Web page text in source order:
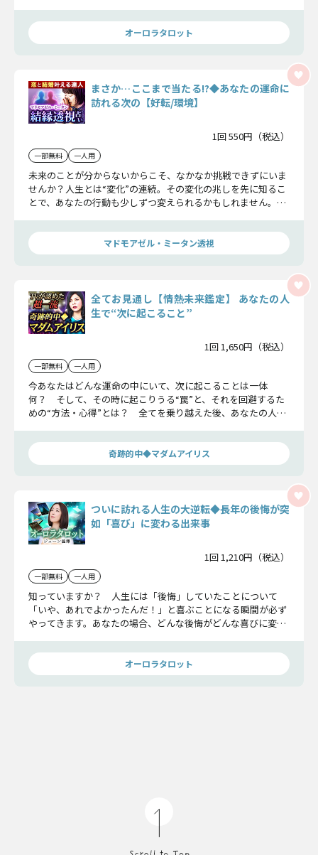
オーロラタロット
まさか…ここまで当たる!?◆あなたの運命に
訪れる次の【好転/環境】
1回 550円（税込）
一部無料 一人用
未来のことが分からないからこそ、なかなか挑戦できずにいま
せんか？人生とは“変化”の連続。その変化の兆しを先に知るこ
とで、あなたの行動も少しずつ変えられるかもしれません。直
を解消していきましょう。
マドモアゼル・ミータン透視
全てお見通し【情熱未来鑑定】 あなたの人
生で“次に起こること”
1回 1,650円（税込）
一部無料 一人用
今あなたはどんな運命の中にいて、次に起こることは一体
何？ そして、その時に起こりうる“罠”と、それを回避するた
めの“方法・心得”とは？ 全てを乗り越えた後、あなたの人生
ください。
奇跡的中◆マダムアイリス
ついに訪れる人生の大逆転◆長年の後悔が突
如「喜び」に変わる出来事
1回 1,210円（税込）
一部無料 一人用
知っていますか？ 人生には「後悔」していたことについて
「いや、あれでよかったんだ！」と喜ぶことになる瞬間が必ず
やってきます。あなたの場合、どんな後悔がどんな喜びに変わ
オーロラタロット